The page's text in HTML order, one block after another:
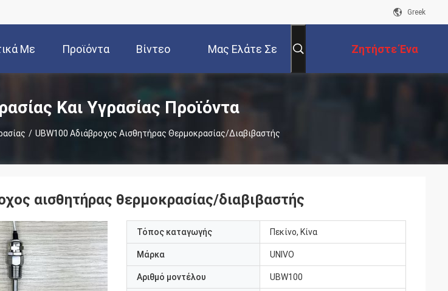
Greek
Με
Εμάς
Προϊόντα Βίντεο Μας Ελάτε Σε Ζητήστε Ένα
Απόσπασμα
Και Υγρασίας Προϊόντα
/ UBW100 Αδιάβροχος Αισθητήρας Θερμοκρασίας/διαβιβαστής
αισθητήρας θερμοκρασίας/διαβιβαστής
Τόπος καταγωγής Πεκίνο, Κίνα
Μάρκα UNIVO
Αριθμό μοντέλου UBW100